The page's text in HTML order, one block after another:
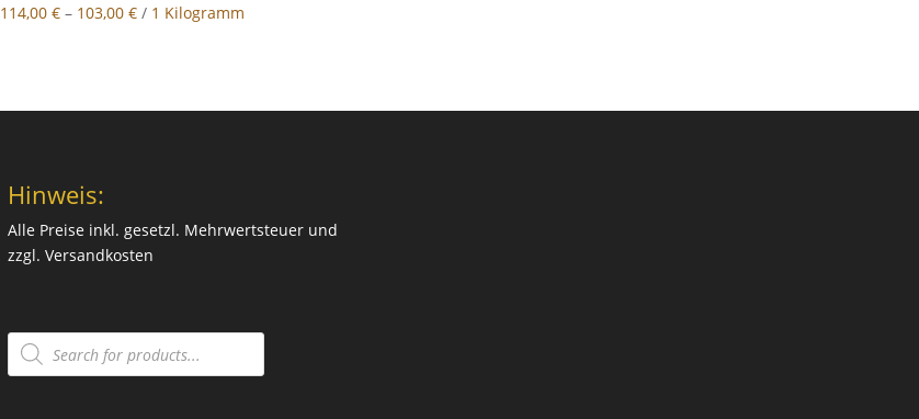
114,00 €– 103,00 €/ 1 Kilogramm
Hinweis:
Alle Preise inkl. gesetzl. Mehrwertsteuer und
zzgl. Versandkosten
Products
search